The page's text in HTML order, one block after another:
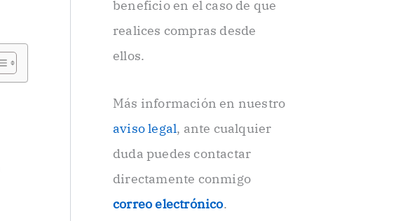
o
.
beneficio en el caso de que
realices compras desde
ellos.
Más información en nuestro
aviso legal, ante cualquier
duda puedes contactar
directamente conmigo
correo electrónico.